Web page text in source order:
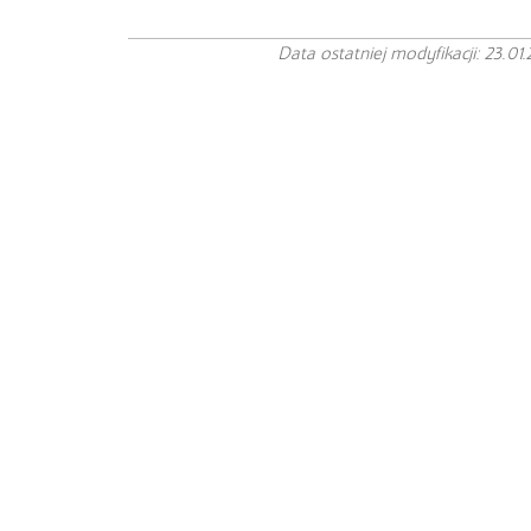
Data ostatniej modyfikacji: